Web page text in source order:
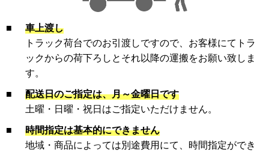
■
車上渡し
トラック荷台でのお引渡しですので、お客様にてトラ
ックからの荷下ろしとそれ以降の運搬をお願い致しま
す。
■
配送日のご指定は、月～金曜日です
土曜・日曜・祝日はご指定いただけません。
■
時間指定は基本的にできません
地域・商品によっては別途費用にて、時間指定ができ